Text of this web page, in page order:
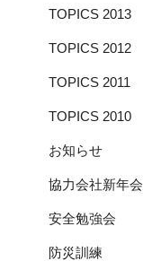
TOPICS 2013
TOPICS 2012
TOPICS 2011
TOPICS 2010
お知らせ
協力会社新年会
安全勉強会
防災訓練